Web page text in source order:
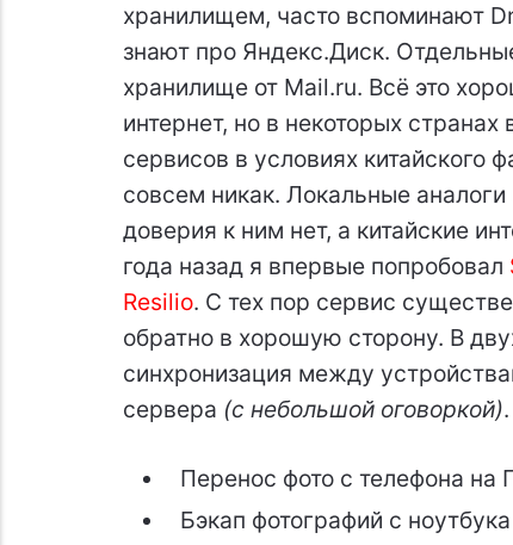
хранилищем, часто вспоминают
знают про Яндекс.Диск.
хранилище от Mail.ru. Всё это
интернет, но в некоторых
сервисов в условиях китайского
совсем никак. Локальные аналоги
доверия к ним нет, а китайские
года назад я впервые попробовал
Resilio. С тех пор сервис
обратно в хорошую сторону. В
синхронизация между
сервера (с небольшой оговоркой)
Перенос фото с телефона на
Бэкап фотографий с